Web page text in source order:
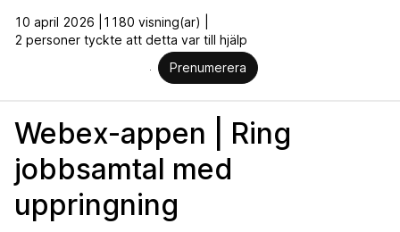
10 april 2026 |
1180 visning(ar) |
2 personer tyckte att detta var till hjälp
Prenumerera
Webex-appen | Ring
jobbsamtal med
uppringning